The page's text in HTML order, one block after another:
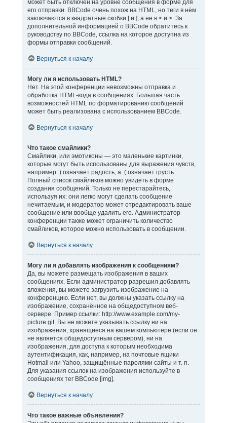
может быть отключён на уровне сообщения в форме для
его отправки. BBCode очень похож на HTML, но теги в нём
заключаются в квадратные скобки [ и ], а не в < и >. За
дополнительной информацией о BBCode обратитесь к
руководству по BBCode, ссылка на которое доступна из
формы отправки сообщений.
Вернуться к началу
Могу ли я использовать HTML?
Нет. На этой конференции невозможны отправка и
обработка HTML-кода в сообщениях. Большая часть
возможностей HTML по форматированию сообщений
может быть реализована с использованием BBCode.
Вернуться к началу
Что такое смайлики?
Смайлики, или эмотиконы — это маленькие картинки,
которые могут быть использованы для выражения чувств,
например :) означает радость, а :( означает грусть.
Полный список смайликов можно увидеть в форме
создания сообщений. Только не перестарайтесь,
используя их: они легко могут сделать сообщение
нечитаемым, и модератор может отредактировать ваше
сообщение или вообще удалить его. Администратор
конференции также может ограничить количество
смайликов, которое можно использовать в сообщении.
Вернуться к началу
Могу ли я добавлять изображения к сообщениям?
Да, вы можете размещать изображения в ваших
сообщениях. Если администратор разрешил добавлять
вложения, вы можете загрузить изображение на
конференцию. Если нет, вы должны указать ссылку на
изображение, сохранённое на общедоступном веб-
сервере. Пример ссылки: http://www.example.com/my-
picture.gif. Вы не можете указывать ссылку ни на
изображения, хранящиеся на вашем компьютере (если он
не является общедоступным сервером), ни на
изображения, для доступа к которым необходима
аутентификация, как, например, на почтовые ящики
Hotmail или Yahoo, защищённые паролями сайты и т. п.
Для указания ссылок на изображения используйте в
сообщениях тег BBCode [img].
Вернуться к началу
Что такое важные объявления?